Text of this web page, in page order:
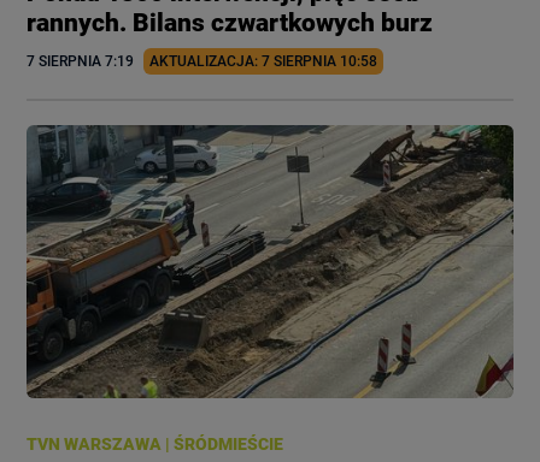
rannych. Bilans czwartkowych burz
7 SIERPNIA 7:19 AKTUALIZACJA: 7 SIERPNIA 10:58
TVN WARSZAWA |ŚRÓDMIEŚCIE